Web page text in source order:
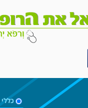
כללי